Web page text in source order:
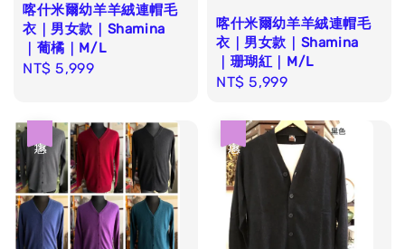
喀什米爾幼羊羊絨連帽毛
衣｜男女款｜Shamina
｜葡橘｜M/L
Regular
NT$ 5,999
喀什米爾幼羊羊絨連帽毛
衣｜男女款｜Shamina
｜珊瑚紅｜M/L
Regular
NT$ 5,999